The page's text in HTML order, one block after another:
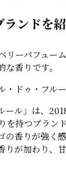
ンドを
リーパフュー
香りです。
ル・ドゥ・フ
ール」は、
を持つブラン
の香りが強く
りが加わり、